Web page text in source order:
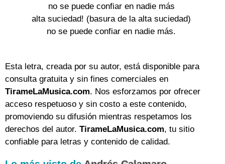
no se puede confiar en nadie más
alta suciedad! (basura de la alta suciedad)
no se puede confiar en nadie más.
Esta letra, creada por su autor, está disponible para
consulta gratuita y sin fines comerciales en
TirameLaMusica.com. Nos esforzamos por ofrecer
acceso respetuoso y sin costo a este contenido,
promoviendo su difusión mientras respetamos los
derechos del autor. TirameLaMusica.com, tu sitio
confiable para letras y contenido de calidad.